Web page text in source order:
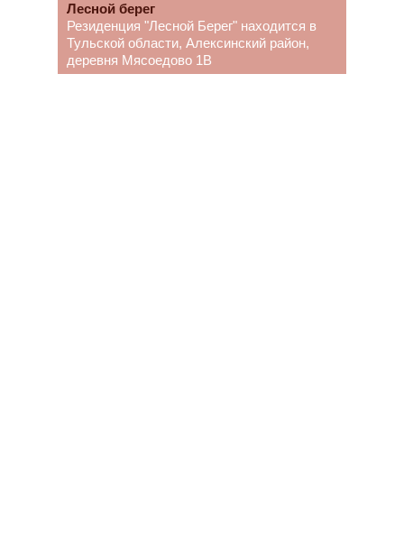
Лесной берег
Резиденция "Лесной Берег" находится в
Тульской области, Алексинский район,
деревня Мясоедово 1В